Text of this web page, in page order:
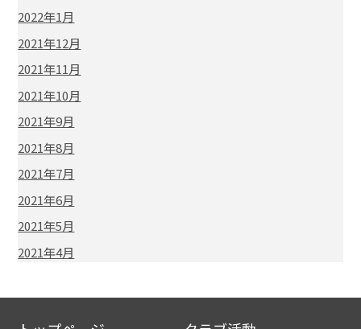
2022年1月
2021年12月
2021年11月
2021年10月
2021年9月
2021年8月
2021年7月
2021年6月
2021年5月
2021年4月